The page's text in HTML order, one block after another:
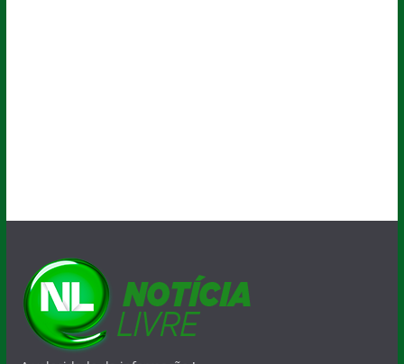
A velocidade da informação !
O Blog